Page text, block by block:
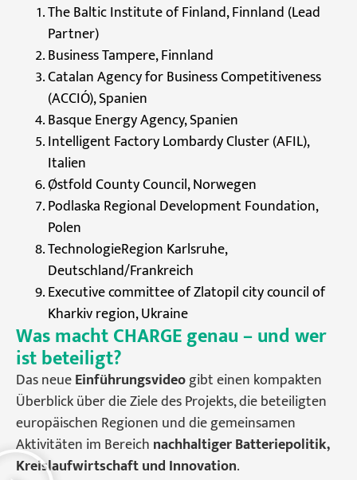
The Baltic Institute of Finland, Finnland (Lead
Partner)
Business Tampere, Finnland
Catalan Agency for Business Competitiveness
(ACCIÓ), Spanien
Basque Energy Agency, Spanien
Intelligent Factory Lombardy Cluster (AFIL),
Italien
Østfold County Council, Norwegen
Podlaska Regional Development Foundation,
Polen
TechnologieRegion Karlsruhe,
Deutschland/Frankreich
Executive committee of Zlatopil city council of
Kharkiv region, Ukraine
Was macht CHARGE genau – und wer
ist beteiligt?
Das neueEinführungsvideogibt einen kompakten
Überblick über die Ziele des Projekts, die beteiligten
europäischen Regionen und die gemeinsamen
Aktivitäten im Bereich nachhaltiger Batteriepolitik,
Kreislaufwirtschaft und Innovation.